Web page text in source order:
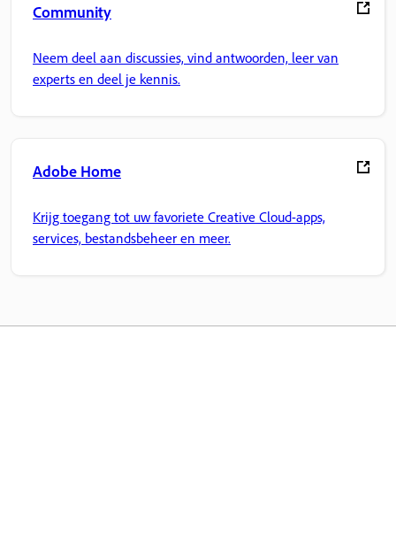
Community
Neem deel aan discussies, vind antwoorden, leer van
experts en deel je kennis.
Adobe Home
Krijg toegang tot uw favoriete Creative Cloud-apps,
services, bestandsbeheer en meer.